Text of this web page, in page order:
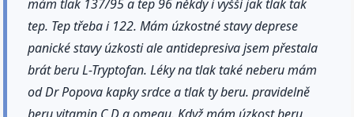
mám tlak 137/95 a tep 96 někdy i vyšší jak tlak tak
tep. Tep třeba i 122. Mám úzkostné stavy deprese
panické stavy úzkosti ale antidepresiva jsem přestala
brát beru L-Tryptofan. Léky na tlak také neberu mám
od Dr Popova kapky srdce a tlak ty beru. pravidelně